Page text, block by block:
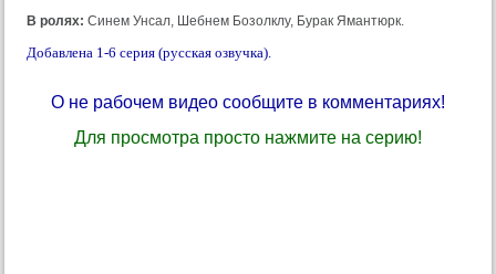
В ролях: Синем Унсал, Шебнем Бозолклу, Бурак Ямантюрк.
Добавлена 1-6 серия (русская озвучка).
О не рабочем видео сообщите в комментариях!
Для просмотра просто нажмите на серию!